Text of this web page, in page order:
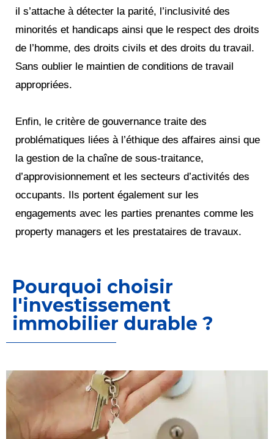
il s’attache à détecter la parité, l’inclusivité des
minorités et handicaps ainsi que le respect des droits
de l’homme, des droits civils et des droits du travail.
Sans oublier le maintien de conditions de travail
appropriées.
Enfin, le critère de gouvernance traite des
problématiques liées à l’éthique des affaires ainsi que
la gestion de la chaîne de sous-traitance,
d’approvisionnement et les secteurs d’activités des
occupants. Ils portent également sur les
engagements avec les parties prenantes comme les
property managers et les prestataires de travaux.
Pourquoi choisir
l'investissement
immobilier durable ?